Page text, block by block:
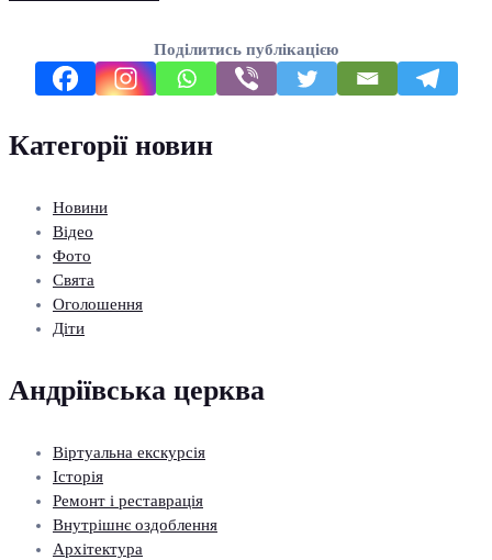
Поділитись публікацією
Категорії новин
Новини
Відео
Фото
Свята
Оголошення
Діти
Андріївська церква
Віртуальна екскурсія
Історія
Ремонт і реставрація
Внутрішнє оздоблення
Архітектура